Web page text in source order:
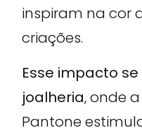
inspiram na cor
criações.
Esse impacto
joalheria, onde
Pantone